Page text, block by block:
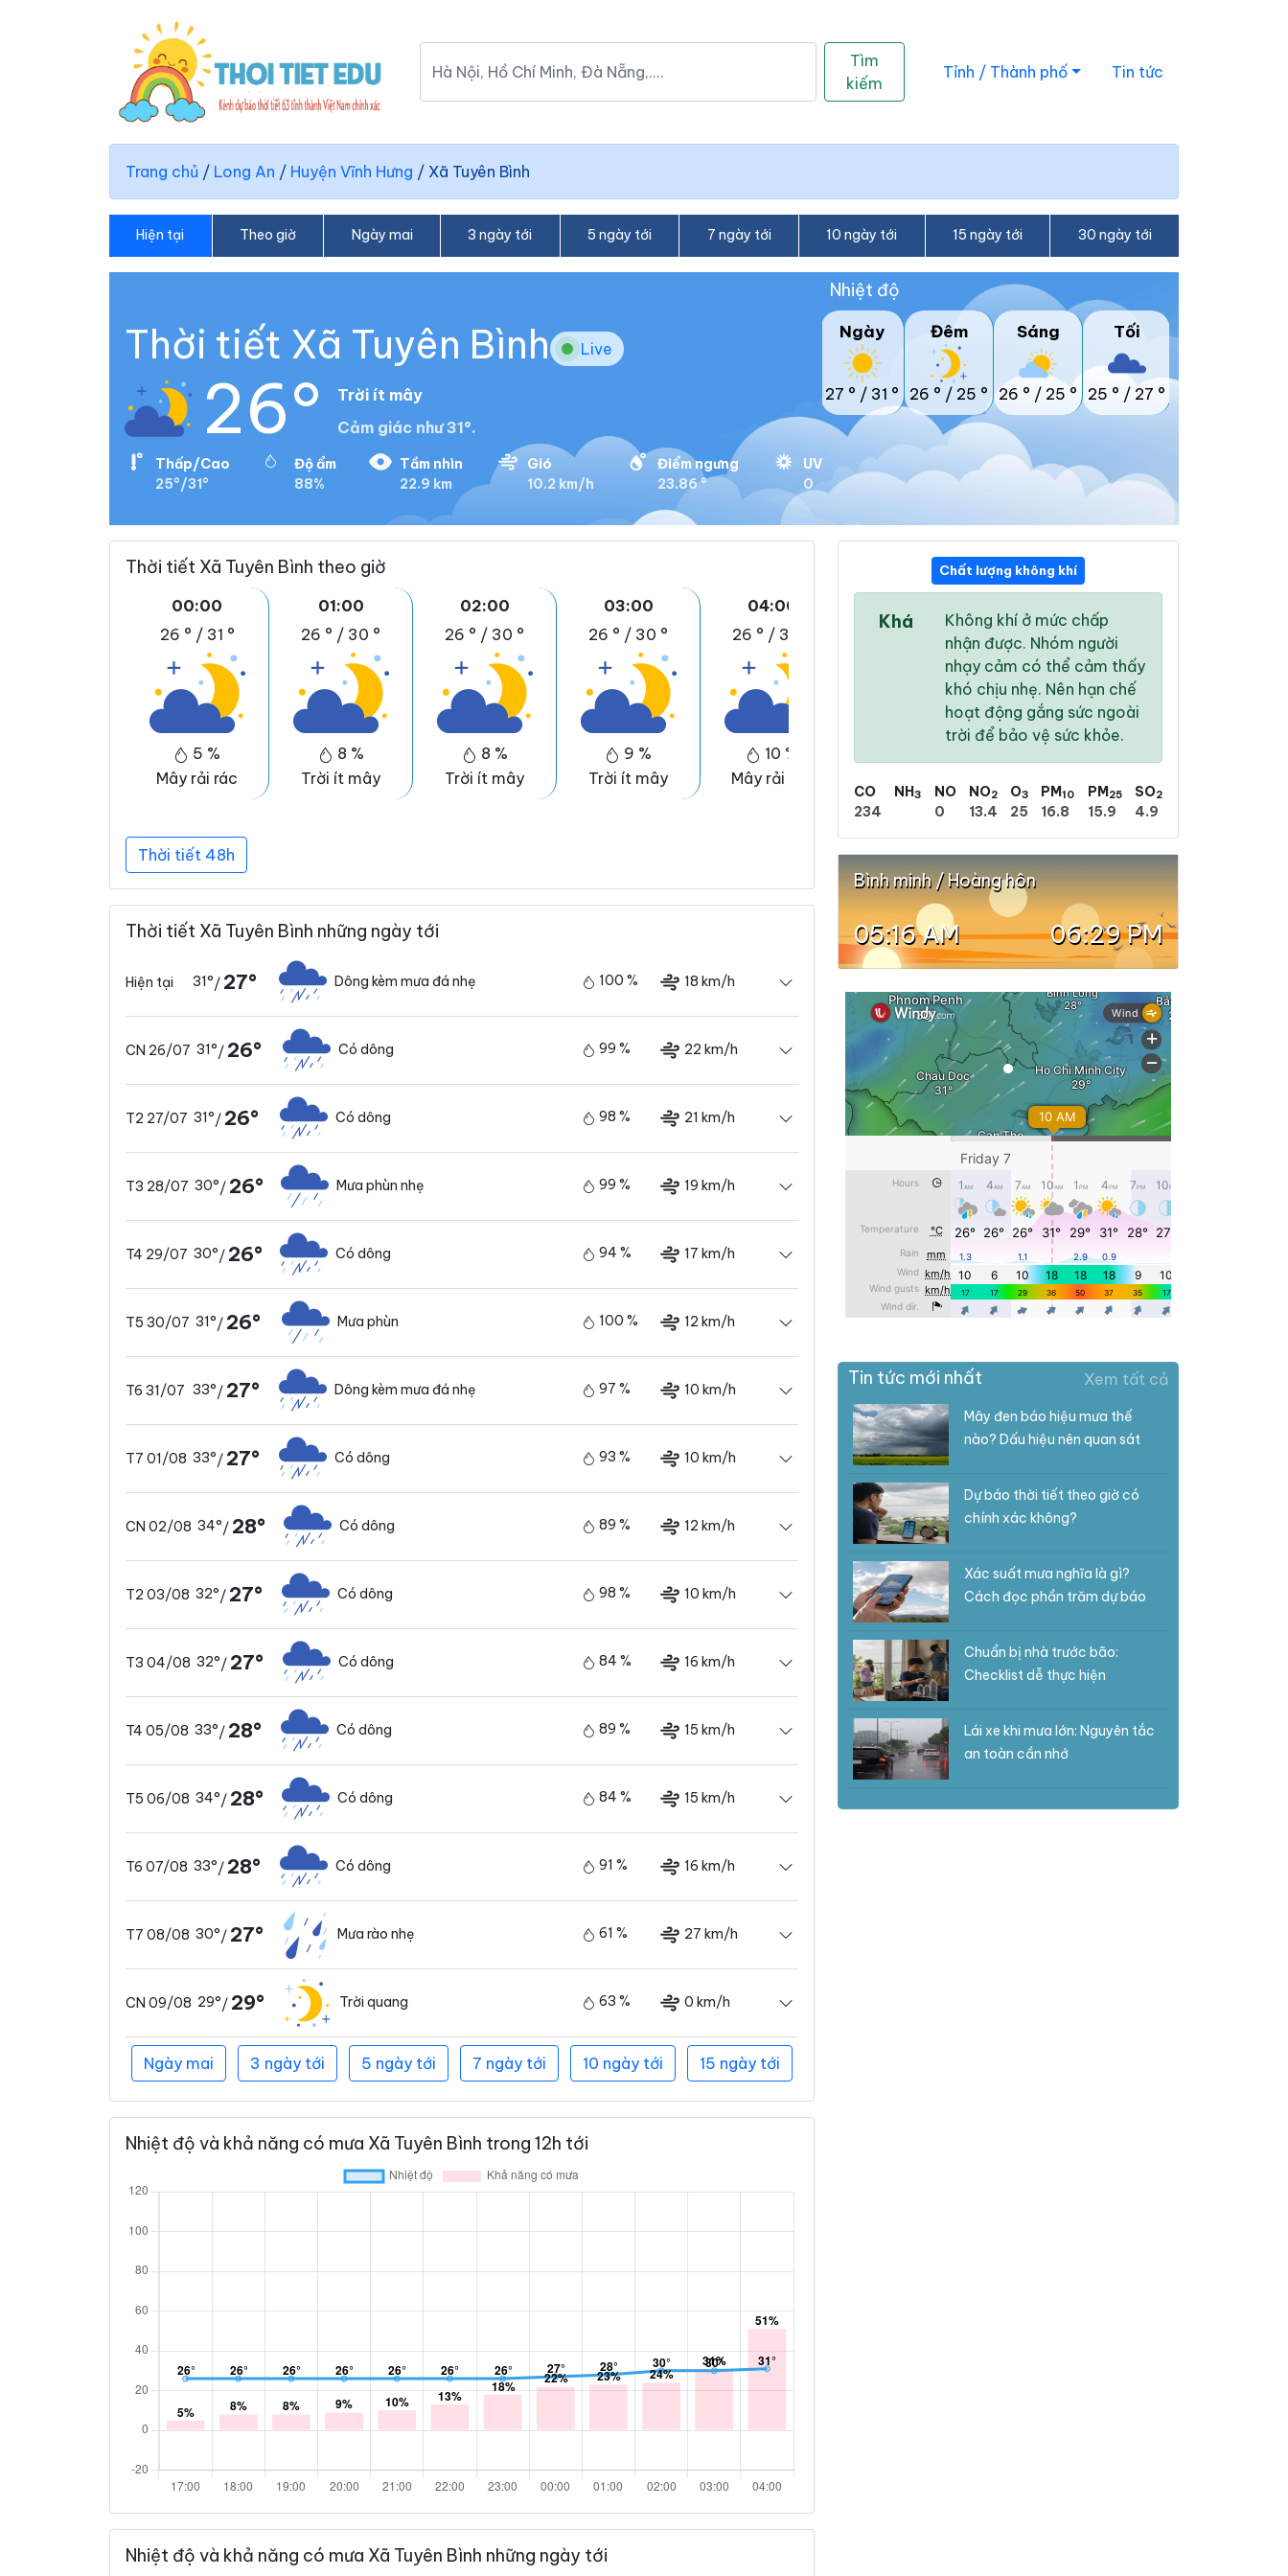
Tìm
kiếm
Tỉnh / Thành phố Tin tức
Trang chủ / Long An / Huyện Vĩnh Hưng / Xã Tuyên Bình
Hiện tại Theo giờ Ngày mai 3 ngày tới 5 ngày tới 7 ngày tới 10 ngày tới 15 ngày tới 30 ngày tới
Thời tiết Xã Tuyên Bình Live
26°
Trời ít mây
Cảm giác như 31°.
Thấp/Cao
25°/31°
Độ ẩm
88%
Tầm nhìn
22.9 km
Gió
10.2 km/h
Điểm ngưng
23.86 °
UV
0
Nhiệt độ
Ngày
27 ° / 31 °
Đêm
26 ° / 25 °
Sáng
26 ° / 25 °
Tối
25 ° / 27 °
Thời tiết Xã Tuyên Bình theo giờ
00:00
26 ° / 31 °
5 %
Mây rải rác
01:00
26 ° / 30 °
8 %
Trời ít mây
02:00
26 ° / 30 °
8 %
Trời ít mây
03:00
26 ° / 30 °
9 %
Trời ít mây
04:00
26 ° / 30 °
10 %
Mây rải rác
26 °/ 30 °
26 ° /
Thời tiết 48h
Thời tiết Xã Tuyên Bình những ngày tới
Hiện tại 31°/ 27° Dông kèm mưa đá nhẹ 100 % 18 km/h
CN 26/07 31°/ 26° Có dông 99 % 22 km/h
T2 27/07 31°/ 26° Có dông 98 % 21 km/h
T3 28/07 30°/ 26° Mưa phùn nhẹ 99 % 19 km/h
T4 29/07 30°/ 26° Có dông 94 % 17 km/h
T5 30/07 31°/ 26° Mưa phùn 100 % 12 km/h
T6 31/07 33°/ 27° Dông kèm mưa đá nhẹ 97 % 10 km/h
T7 01/08 33°/ 27° Có dông 93 % 10 km/h
CN 02/08 34°/ 28° Có dông 89 % 12 km/h
T2 03/08 32°/ 27° Có dông 98 % 10 km/h
T3 04/08 32°/ 27° Có dông 84 % 16 km/h
T4 05/08 33°/ 28° Có dông 89 % 15 km/h
T5 06/08 34°/ 28° Có dông 84 % 15 km/h
T6 07/08 33°/ 28° Có dông 91 % 16 km/h
T7 08/08 30°/ 27° Mưa rào nhẹ 61 % 27 km/h
CN 09/08 29°/ 29° Trời quang 63 % 0 km/h
Ngày mai 3 ngày tới 5 ngày tới 7 ngày tới 10 ngày tới 15 ngày tới
Nhiệt độ và khả năng có mưa Xã Tuyên Bình trong 12h tới
Nhiệt độ và khả năng có mưa Xã Tuyên Bình những ngày tới
Chất lượng không khí
Khá
Không khí ở mức chấp
nhận được. Nhóm người
nhạy cảm có thể cảm thấy
khó chịu nhẹ. Nên hạn chế
hoạt động gắng sức ngoài
trời để bảo vệ sức khỏe.
CO
234
NH3
NO
0
NO2
13.4
O3
25
PM10
16.8
PM25
15.9
SO2
4.9
Bình minh / Hoàng hôn
05:16 AM 06:29 PM
Tin tức mới nhất Xem tất cả
Mây đen báo hiệu mưa thế
nào? Dấu hiệu nên quan sát
Dự báo thời tiết theo giờ có
chính xác không?
Xác suất mưa nghĩa là gì?
Cách đọc phần trăm dự báo
Chuẩn bị nhà trước bão:
Checklist dễ thực hiện
Lái xe khi mưa lớn: Nguyên tắc
an toàn cần nhớ